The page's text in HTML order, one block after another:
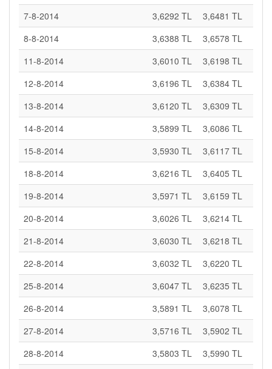
7-8-2014
3,6292 TL
3,6481 TL
8-8-2014
3,6388 TL
3,6578 TL
11-8-2014
3,6010 TL
3,6198 TL
12-8-2014
3,6196 TL
3,6384 TL
13-8-2014
3,6120 TL
3,6309 TL
14-8-2014
3,5899 TL
3,6086 TL
15-8-2014
3,5930 TL
3,6117 TL
18-8-2014
3,6216 TL
3,6405 TL
19-8-2014
3,5971 TL
3,6159 TL
20-8-2014
3,6026 TL
3,6214 TL
21-8-2014
3,6030 TL
3,6218 TL
22-8-2014
3,6032 TL
3,6220 TL
25-8-2014
3,6047 TL
3,6235 TL
26-8-2014
3,5891 TL
3,6078 TL
27-8-2014
3,5716 TL
3,5902 TL
28-8-2014
3,5803 TL
3,5990 TL